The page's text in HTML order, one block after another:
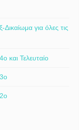
για όλες τις
Τελευταίο